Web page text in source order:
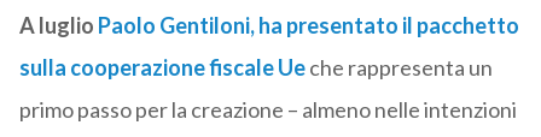
A luglio Paolo Gentiloni, ha presentato il pacchetto
sulla cooperazione fiscale Ueche rappresenta un
primo passo per la creazione – almeno nelle intenzioni